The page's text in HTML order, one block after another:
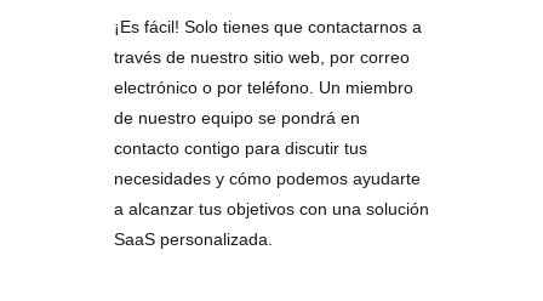
¡Es fácil! Solo tienes que contactarnos a
través de nuestro sitio web, por correo
electrónico o por teléfono. Un miembro
de nuestro equipo se pondrá en
contacto contigo para discutir tus
necesidades y cómo podemos ayudarte
a alcanzar tus objetivos con una solución
SaaS personalizada.